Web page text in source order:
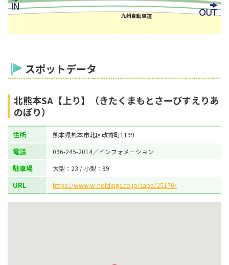
スポットデータ
北熊本SA【上り】（きたくまもとさーびすえりあ
のぼり）
住所 熊本県熊本市北区改寄町1199
電話 096-245-2014／インフォメーション
駐車場 大型：23 / 小型：99
URL https://www.w-holdings.co.jp/sapa/25170/